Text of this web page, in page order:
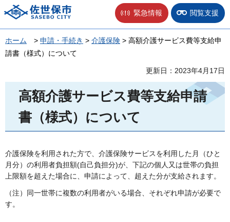
佐世保市 緊急情報 閲覧支援
ホーム > 申請・手続き > 介護保険 > 高額介護サービス費等支給申
請書（様式）について
更新日：2023年4月17日
高額介護サービス費等支給申請
書（様式）について
介護保険を利用された方で、介護保険サービスを利用した月（ひと
月分）の利用者負担額(自己負担分)が、下記の個人又は世帯の負担
上限額を超えた場合に、申請によって、超えた分が支給されます。
（注）同一世帯に複数の利用者がいる場合、それぞれ申請が必要で
す。